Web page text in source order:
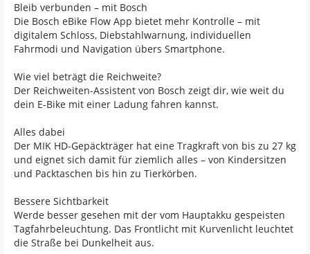
Bleib verbunden – mit Bosch
Die Bosch eBike Flow App bietet mehr Kontrolle – mit
digitalem Schloss, Diebstahlwarnung, individuellen
Fahrmodi und Navigation übers Smartphone.
Wie viel beträgt die Reichweite?
Der Reichweiten-Assistent von Bosch zeigt dir, wie weit du
dein E-Bike mit einer Ladung fahren kannst.
Alles dabei
Der MIK HD-Gepäckträger hat eine Tragkraft von bis zu 27 kg
und eignet sich damit für ziemlich alles – von Kindersitzen
und Packtaschen bis hin zu Tierkörben.
Bessere Sichtbarkeit
Werde besser gesehen mit der vom Hauptakku gespeisten
Tagfahrbeleuchtung. Das Frontlicht mit Kurvenlicht leuchtet
die Straße bei Dunkelheit aus.